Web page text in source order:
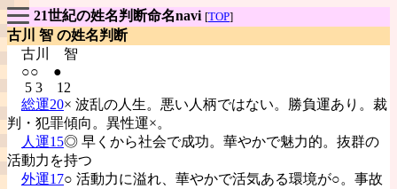
21世紀の姓名判断命名navi [TOP]
古川 智 の姓名判断
古川 智
○○ ●
5 3 12
総運20× 波乱の人生。悪い人柄ではない。勝負運あり。裁
判・犯罪傾向。異性運×。
人運15◎ 早くから社会で成功。華やかで魅力的。抜群の
活動力を持つ
外運17○ 活動力に溢れ、華やかで活気ある環境が○。事故